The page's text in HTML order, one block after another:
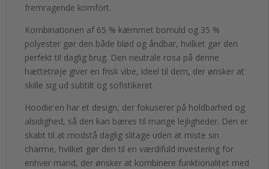
fremragende komfort.
Kombinationen af 65 % kæmmet bomuld og 35 %
polyester gør den både blød og åndbar, hvilket gør den
perfekt til daglig brug. Den neutrale rosa på denne
hættetrøje giver en frisk vibe, ideel til dem, der ønsker at
skille sig ud subtilt og sofistikeret.
Hoodie'en har et design, der fokuserer på holdbarhed og
alsidighed, så den kan bæres til mange lejligheder. Den er
skabt til at modstå daglig slitage uden at miste sin
charme, hvilket gør den til en værdifuld investering for
enhver mand, der ønsker at kombinere funktionalitet med